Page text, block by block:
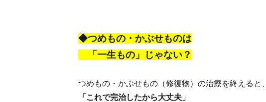
◆つめもの・かぶせものは
「一生もの」じゃない？
つめもの・かぶせもの（修復物）の治療を終えると、
「これで完治したから大丈夫」